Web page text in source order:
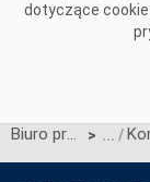
dotyczące
Biuro prasowe >